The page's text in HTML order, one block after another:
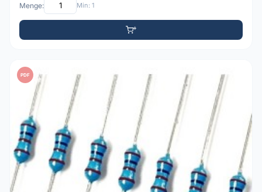
Menge: Min: 1
PDF